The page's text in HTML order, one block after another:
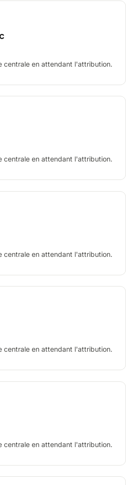
centrale en attendant l'attribution.
centrale en attendant l'attribution.
centrale en attendant l'attribution.
centrale en attendant l'attribution.
centrale en attendant l'attribution.